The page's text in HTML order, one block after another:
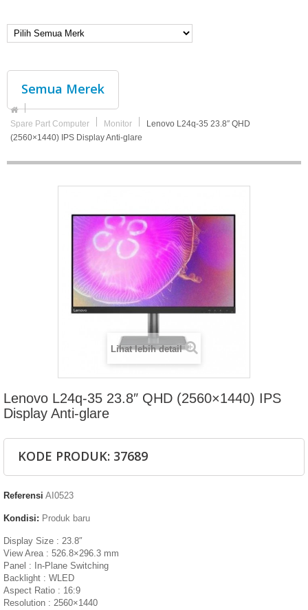
Semua Merek
Spare Part Computer Monitor
Lenovo L24q-35 23.8″ QHD
(2560×1440) IPS Display Anti-glare
Lihat lebih detail
Lenovo L24q-35 23.8″ QHD (2560×1440) IPS
Display Anti-glare
KODE PRODUK: 37689
Referensi AI0523
Kondisi: Produk baru
Display Size : 23.8″
View Area : 526.8×296.3 mm
Panel : In-Plane Switching
Backlight : WLED
Aspect Ratio : 16:9
Resolution : 2560×1440